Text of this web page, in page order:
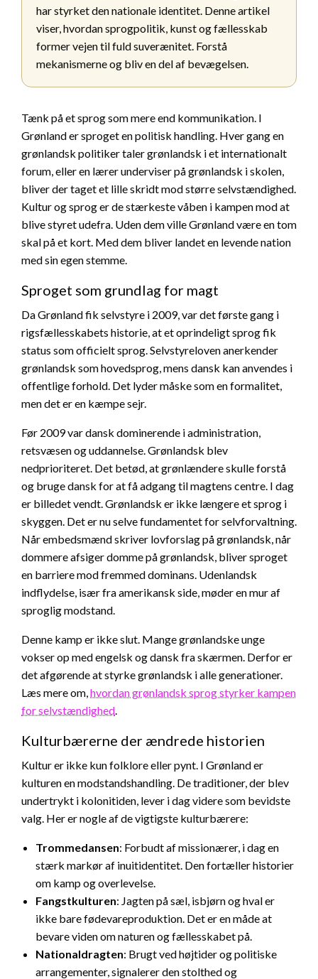
har styrket den nationale identitet. Denne artikel
viser, hvordan sprogpolitik, kunst og fællesskab
former vejen til fuld suverænitet. Forstå
mekanismerne og bliv en del af bevægelsen.
Tænk på et sprog som mere end kommunikation. I
Grønland er sproget en politisk handling. Hver gang en
grønlandsk politiker taler grønlandsk i et internationalt
forum, eller en lærer underviser på grønlandsk i skolen,
bliver der taget et lille skridt mod større selvstændighed.
Kultur og sprog er de stærkeste våben i kampen mod at
blive styret udefra. Uden dem ville Grønland være en tom
skal på et kort. Med dem bliver landet en levende nation
med sin egen stemme.
Sproget som grundlag for magt
Da Grønland fik selvstyre i 2009, var det første gang i
rigsfællesskabets historie, at et oprindeligt sprog fik
status som officielt sprog. Selvstyreloven anerkender
grønlandsk som hovedsprog, mens dansk kan anvendes i
offentlige forhold. Det lyder måske som en formalitet,
men det er en kæmpe sejr.
Før 2009 var dansk dominerende i administration,
retsvæsen og uddannelse. Grønlandsk blev
nedprioriteret. Det betød, at grønlændere skulle forstå
og bruge dansk for at få adgang til magtens centre. I dag
er billedet vendt. Grønlandsk er ikke længere et sprog i
skyggen. Det er nu selve fundamentet for selvforvaltning.
Når embedsmænd skriver lovforslag på grønlandsk, når
dommere afsiger domme på grønlandsk, bliver sproget
en barriere mod fremmed dominans. Udenlandsk
indflydelse, især fra amerikansk side, møder en mur af
sproglig modstand.
Denne kamp er ikke slut. Mange grønlandske unge
vokser op med engelsk og dansk fra skærmen. Derfor er
det afgørende at styrke grønlandsk i alle generationer.
Læs mere om,hvordan grønlandsk sprog styrker kampen
for selvstændighed.
Kulturbærerne der ændrede historien
Kultur er ikke kun folklore eller pynt. I Grønland er
kulturen en modstandshandling. De traditioner, der blev
undertrykt i kolonitiden, lever i dag videre som bevidste
valg. Her er nogle af de vigtigste kulturbærere:
Trommedansen: Forbudt af missionærer, i dag en
stærk markør af inuitidentitet. Den fortæller historier
om kamp og overlevelse.
Fangstkulturen: Jagten på sæl, isbjørn og hval er
ikke bare fødevareproduktion. Det er en måde at
bevare viden om naturen og fællesskabet på.
Nationaldragten: Brugt ved højtider og politiske
arrangementer, signalerer den stolthed og